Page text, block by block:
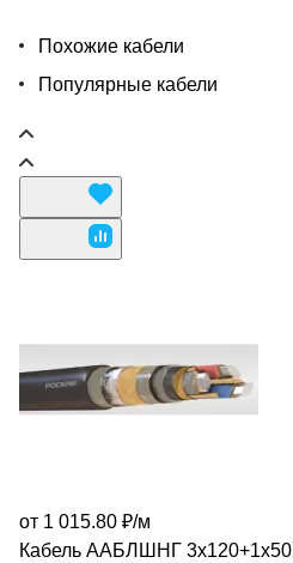
Похожие кабели
Популярные кабели
от 1 015.80 ₽/м
Кабель ААБЛШНГ 3х120+1х50